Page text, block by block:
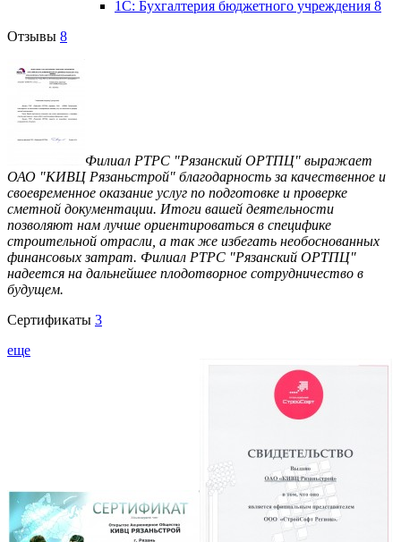
1С: Бухгалтерия бюджетного учреждения 8
Отзывы 8
Филиал РТРС "Рязанский ОРТПЦ" выражает
ОАО "КИВЦ Рязаньстрой" благодарность за качественное и
своевременное оказание услуг по подготовке и проверке
сметной документации. Итоги вашей деятельности
позволяют нам лучше ориентироваться в специфике
строительной отрасли, а так же избегать необоснованных
финансовых затрат. Филиал РТРС "Рязанский ОРТПЦ"
надеется на дальнейшее плодотворное сотрудничество в
будущем.
Сертификаты 3
еще